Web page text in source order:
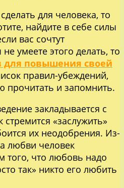
для человека, то
найдите в себе силы
вас сочтут
умеете этого делать, то
для повышения своей
правил-убеждений,
прочитать и запомнить.
закладывается с
стремится «заслужить»
их неодобрения. Из-
любви человек
того, что любовь надо
так» никто его любить